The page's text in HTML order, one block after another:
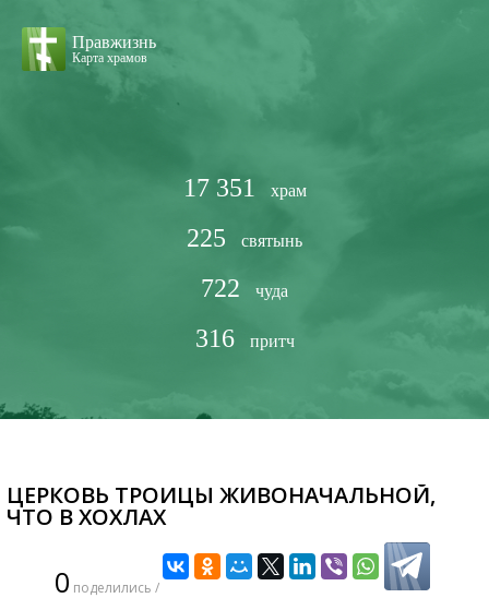
Правжизнь
Карта храмов
17 351 храм
225 святынь
722 чуда
316 притч
ЦЕРКОВЬ ТРОИЦЫ ЖИВОНАЧАЛЬНОЙ,
ЧТО В ХОХЛАХ
0 поделились /